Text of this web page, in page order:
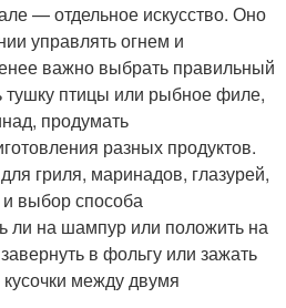
— отдельное искусство. Оно
управлять огнем и
важно выбрать правильный
тушку птицы или рыбное филе,
продумать
разных продуктов.
гриля, маринадов, глазурей,
и выбор способа
ли на шампур или положить на
в фольгу или зажать
между двумя